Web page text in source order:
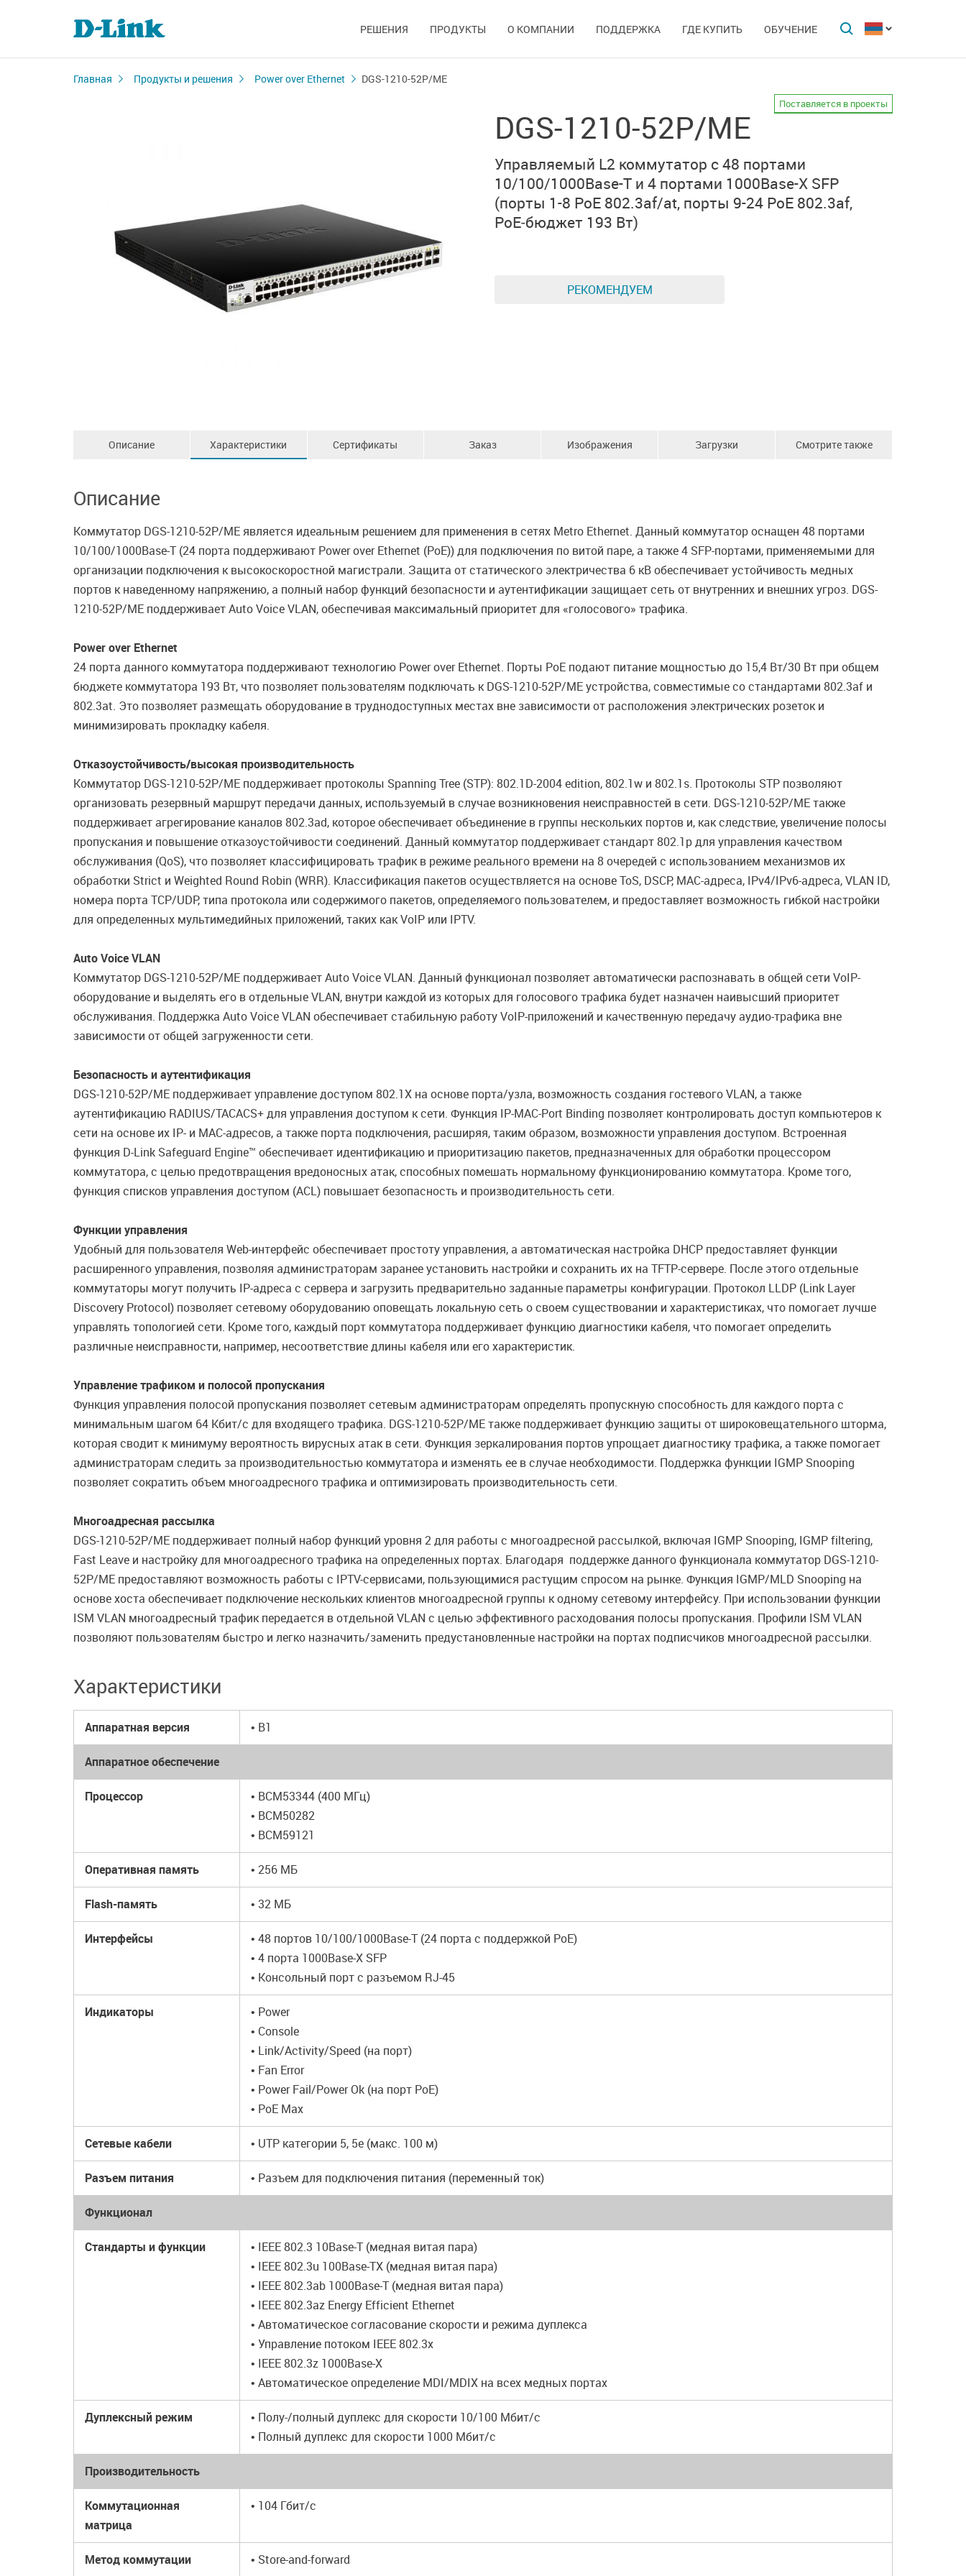
РЕШЕНИЯ ПРОДУКТЫ О КОМПАНИИ ПОДДЕРЖКА ГДЕ КУПИТЬ ОБУЧЕНИЕ
Главная Продукты и решения Power over Ethernet DGS-1210-52P/ME
DGS-1210-52P/ME
Поставляется в проекты
Управляемый L2 коммутатор с 48 портами
10/100/1000Base-T и 4 портами 1000Base-X SFP
(порты 1-8 PoE 802.3af/at, порты 9-24 PoE 802.3af,
PoE‑бюджет 193 Вт)
РЕКОМЕНДУЕМ
Описание Характеристики Сертификаты Заказ Изображения Загрузки Смотрите также
Описание
Коммутатор DGS-1210-52P/ME является идеальным решением для применения в сетях Metro Ethernet. Данный коммутатор оснащен 48 портами
10/100/1000Base-T (24 порта поддерживают Power over Ethernet (PoE)) для подключения по витой паре, а также 4 SFP-портами, применяемыми для
организации подключения к высокоскоростной магистрали. Защита от статического электричества 6 кВ обеспечивает устойчивость медных
портов к наведенному напряжению, а полный набор функций безопасности и аутентификации защищает сеть от внутренних и внешних угроз. DGS-
1210-52P/ME поддерживает Auto Voice VLAN, обеспечивая максимальный приоритет для «голосового» трафика.
Power over Ethernet
24 порта данного коммутатора поддерживают технологию Power over Ethernet. Порты PoE подают питание мощностью до 15,4 Вт/30 Вт при общем
бюджете коммутатора 193 Вт, что позволяет пользователям подключать к DGS-1210-52P/ME устройства, совместимые со стандартами 802.3af и
802.3at. Это позволяет размещать оборудование в труднодоступных местах вне зависимости от расположения электрических розеток и
минимизировать прокладку кабеля.
Отказоустойчивость/высокая производительность
Коммутатор DGS-1210-52P/ME поддерживает протоколы Spanning Tree (STP): 802.1D-2004 edition, 802.1w и 802.1s. Протоколы STP позволяют
организовать резервный маршрут передачи данных, используемый в случае возникновения неисправностей в сети. DGS-1210-52P/ME также
поддерживает агрегирование каналов 802.3ad, которое обеспечивает объединение в группы нескольких портов и, как следствие, увеличение полосы
пропускания и повышение отказоустойчивости соединений. Данный коммутатор поддерживает стандарт 802.1p для управления качеством
обслуживания (QoS), что позволяет классифицировать трафик в режиме реального времени на 8 очередей с использованием механизмов их
обработки Strict и Weighted Round Robin (WRR). Классификация пакетов осуществляется на основе ToS, DSCP, MAC-адреса, IPv4/IPv6-адреса, VLAN ID,
номера порта TCP/UDP, типа протокола или содержимого пакетов, определяемого пользователем, и предоставляет возможность гибкой настройки
для определенных мультимедийных приложений, таких как VoIP или IPTV.
Auto Voice VLAN
Коммутатор DGS-1210-52P/ME поддерживает Auto Voice VLAN. Данный функционал позволяет автоматически распознавать в общей сети VoIP-
оборудование и выделять его в отдельные VLAN, внутри каждой из которых для голосового трафика будет назначен наивысший приоритет
обслуживания. Поддержка Auto Voice VLAN обеспечивает стабильную работу VoIP-приложений и качественную передачу аудио-трафика вне
зависимости от общей загруженности сети.
Безопасность и аутентификация
DGS-1210-52P/ME поддерживает управление доступом 802.1X на основе порта/узла, возможность создания гостевого VLAN, а также
аутентификацию RADIUS/TACACS+ для управления доступом к сети. Функция IP-MAC-Port Binding позволяет контролировать доступ компьютеров к
сети на основе их IP- и MAC-адресов, а также порта подключения, расширяя, таким образом, возможности управления доступом. Встроенная
функция D-Link Safeguard Engine™ обеспечивает идентификацию и приоритизацию пакетов, предназначенных для обработки процессором
коммутатора, с целью предотвращения вредоносных атак, способных помешать нормальному функционированию коммутатора. Кроме того,
функция списков управления доступом (ACL) повышает безопасность и производительность сети.
Функции управления
Удобный для пользователя Web-интерфейс обеспечивает простоту управления, а автоматическая настройка DHCP предоставляет функции
расширенного управления, позволяя администраторам заранее установить настройки и сохранить их на TFTP-сервере. После этого отдельные
коммутаторы могут получить IP-адреса с сервера и загрузить предварительно заданные параметры конфигурации. Протокол LLDP (Link Layer
Discovery Protocol) позволяет сетевому оборудованию оповещать локальную сеть о своем существовании и характеристиках, что помогает лучше
управлять топологией сети. Кроме того, каждый порт коммутатора поддерживает функцию диагностики кабеля, что помогает определить
различные неисправности, например, несоответствие длины кабеля или его характеристик.
Управление трафиком и полосой пропускания
Функция управления полосой пропускания позволяет сетевым администраторам определять пропускную способность для каждого порта с
минимальным шагом 64 Кбит/с для входящего трафика. DGS-1210-52P/ME также поддерживает функцию защиты от широковещательного шторма,
которая сводит к минимуму вероятность вирусных атак в сети. Функция зеркалирования портов упрощает диагностику трафика, а также помогает
администраторам следить за производительностью коммутатора и изменять ее в случае необходимости. Поддержка функции IGMP Snooping
позволяет сократить объем многоадресного трафика и оптимизировать производительность сети.
Многоадресная рассылка
DGS-1210-52P/ME поддерживает полный набор функций уровня 2 для работы с многоадресной рассылкой, включая IGMP Snooping, IGMP filtering,
Fast Leave и настройку для многоадресного трафика на определенных портах. Благодаря поддержке данного функционала коммутатор DGS-1210-
52P/ME предоставляют возможность работы с IPTV-сервисами, пользующимися растущим спросом на рынке. Функция IGMP/MLD Snooping на
основе хоста обеспечивает подключение нескольких клиентов многоадресной группы к одному сетевому интерфейсу. При использовании функции
ISM VLAN многоадресный трафик передается в отдельной VLAN с целью эффективного расходования полосы пропускания. Профили ISM VLAN
позволяют пользователям быстро и легко назначить/заменить предустановленные настройки на портах подписчиков многоадресной рассылки.
Характеристики
Аппаратная версия • B1
Аппаратное обеспечение
Процессор
• BCM53344 (400 МГц)
• BCM50282
• BCM59121
Оперативная память • 256 МБ
Flash-память • 32 МБ
Интерфейсы
• 48 портов 10/100/1000Base-T (24 порта с поддержкой PoE)
• 4 порта 1000Base-X SFP
• Консольный порт с разъемом RJ-45
Индикаторы
• Power
• Console
• Link/Activity/Speed (на порт)
• Fan Error
• Power Fail/Power Ok (на порт PoE)
• PoE Max
Сетевые кабели • UTP категории 5, 5e (макс. 100 м)
Разъем питания • Разъем для подключения питания (переменный ток)
Функционал
Стандарты и функции
• IEEE 802.3 10Base-T (медная витая пара)
• IEEE 802.3u 100Base-TX (медная витая пара)
• IEEE 802.3ab 1000Base-T (медная витая пара)
• IEEE 802.3az Energy Efficient Ethernet
• Автоматическое согласование скорости и режима дуплекса
• Управление потоком IEEE 802.3x
• IEEE 802.3z 1000Base-X
• Автоматическое определение MDI/MDIX на всех медных портах
Дуплексный режим
• Полу-/полный дуплекс для скорости 10/100 Мбит/с
• Полный дуплекс для скорости 1000 Мбит/с
Производительность
Коммутационная
матрица
• 104 Гбит/с
Метод коммутации • Store-and-forward